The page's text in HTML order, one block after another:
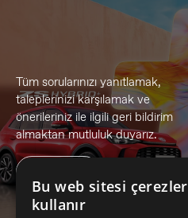
Tüm sorularınızı yanıtlamak,
taleplerinizi karşılamak ve
önerileriniz ile ilgili geri bildirim
almaktan mutluluk duyarız.
Bu web sitesi çerezler
kullanır